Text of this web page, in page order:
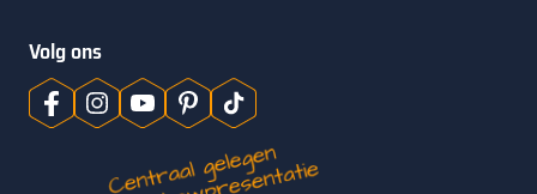
Volg ons